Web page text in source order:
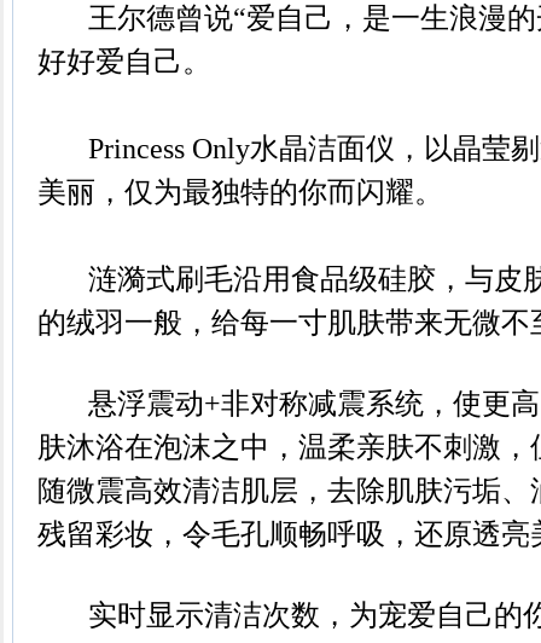
王尔德曾说“爱自己，是一生浪漫的
好好爱自己。
Princess Only水晶洁面仪，以晶莹
美丽，仅为最独特的你而闪耀。
涟漪式刷毛沿用食品级硅胶，与皮
的绒羽一般，给每一寸肌肤带来无微不
悬浮震动+非对称减震系统，使更高
肤沐浴在泡沫之中，温柔亲肤不刺激，
随微震高效清洁肌层，去除肌肤污垢
残留彩妆，令毛孔顺畅呼吸，还原透亮
实时显示清洁次数，为宠爱自己的